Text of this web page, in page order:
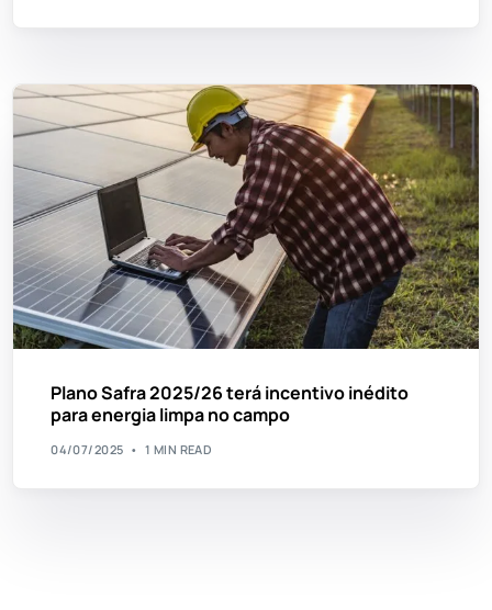
Plano Safra 2025/26 terá incentivo inédito
para energia limpa no campo
04/07/2025 1 MIN READ